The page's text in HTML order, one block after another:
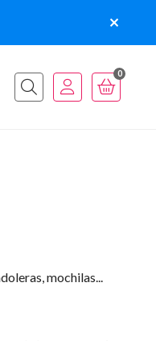
Buscar
0
mochilas...